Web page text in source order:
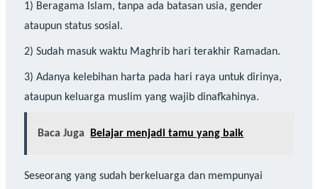
1) Beragama Islam, tanpa ada batasan usia, gender
ataupun status sosial.
2) Sudah masuk waktu Maghrib hari terakhir Ramadan.
3) Adanya kelebihan harta pada hari raya untuk dirinya,
ataupun keluarga muslim yang wajib dinafkahinya.
Baca Juga Belajar menjadi tamu yang baik
Seseorang yang sudah berkeluarga dan mempunyai